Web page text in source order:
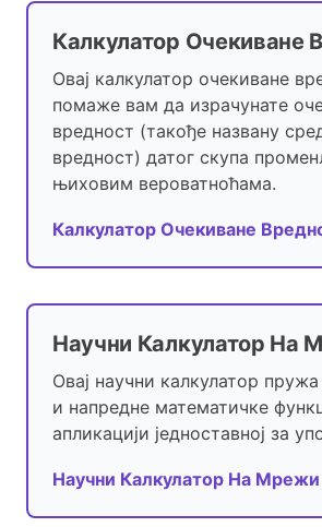
Калкулатор Очекиване
Овај калкулатор очекиване
помаже вам да израчунате
вредност (такође названу
вредност) датог скупа
њиховим вероватноћама.
Калкулатор Очекиване
Научни Калкулатор На
Овај научни калкулатор пружа
и напредне математичке
апликацији једноставној за
Научни Калкулатор На Мрежи